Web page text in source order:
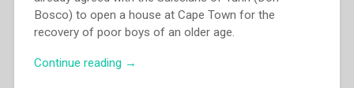
Bosco) to open a house at Cape Town for the
recovery of poor boys of an older age.
Continue reading “John
→